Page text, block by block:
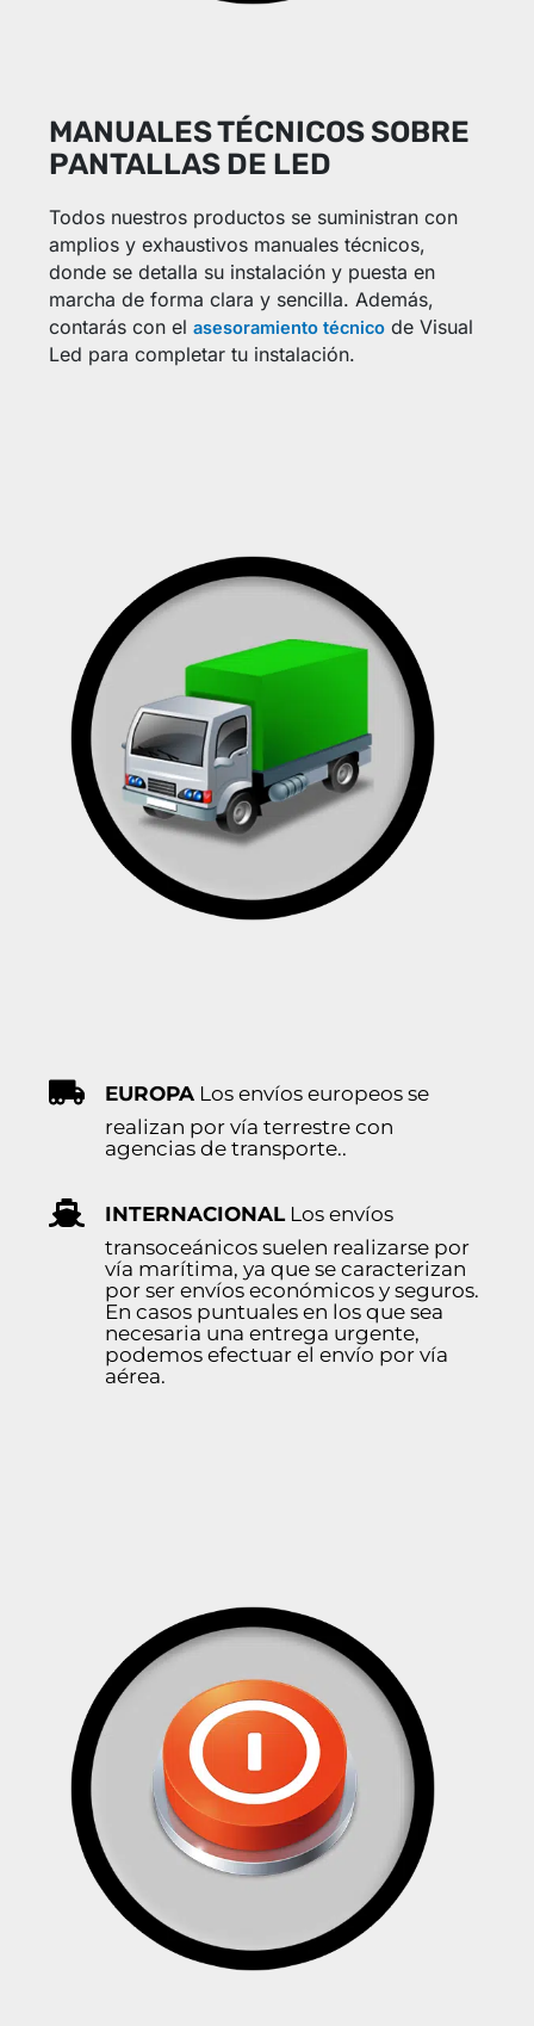
MANUALES TÉCNICOS SOBRE
PANTALLAS DE LED
Todos nuestros productos se suministran con
amplios y exhaustivos manuales técnicos,
donde se detalla su instalación y puesta en
marcha de forma clara y sencilla. Además,
contarás con el asesoramiento técnicode Visual
Led para completar tu instalación.
EUROPALos envíos europeos se
realizan por vía terrestre con
agencias de transporte..
INTERNACIONALLos envíos
transoceánicos suelen realizarse por
vía marítima, ya que se caracterizan
por ser envíos económicos y seguros.
En casos puntuales en los que sea
necesaria una entrega urgente,
podemos efectuar el envío por vía
aérea.